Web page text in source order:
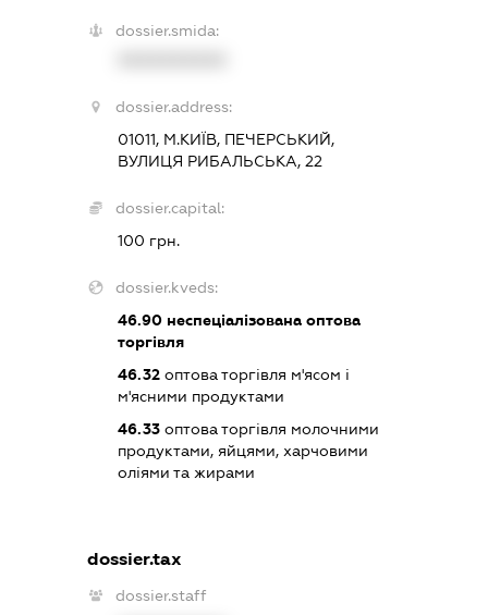
dossier.smida:
dossier.address:
01011, М.КИЇВ, ПЕЧЕРСЬКИЙ,
ВУЛИЦЯ РИБАЛЬСЬКА, 22
dossier.capital:
100 грн.
dossier.kveds:
46.90неспеціалізована оптова
торгівля
46.32оптова торгівля м'ясом і
м'ясними продуктами
46.33оптова торгівля молочними
продуктами, яйцями, харчовими
оліями та жирами
dossier.tax
dossier.staff